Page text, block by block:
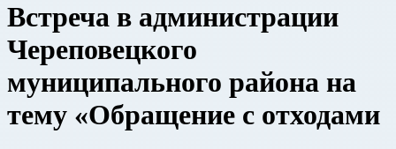
Встреча в администрации
Череповецкого
муниципального района на
тему «Обращение с отходами